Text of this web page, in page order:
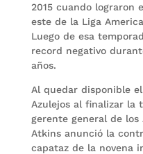
2015 cuando lograron
este de la Liga
Luego de esa
record negativo
años.
Al quedar disponible
Azulejos al finalizar la
gerente general de los
Atkins anunció la
capataz de la novena